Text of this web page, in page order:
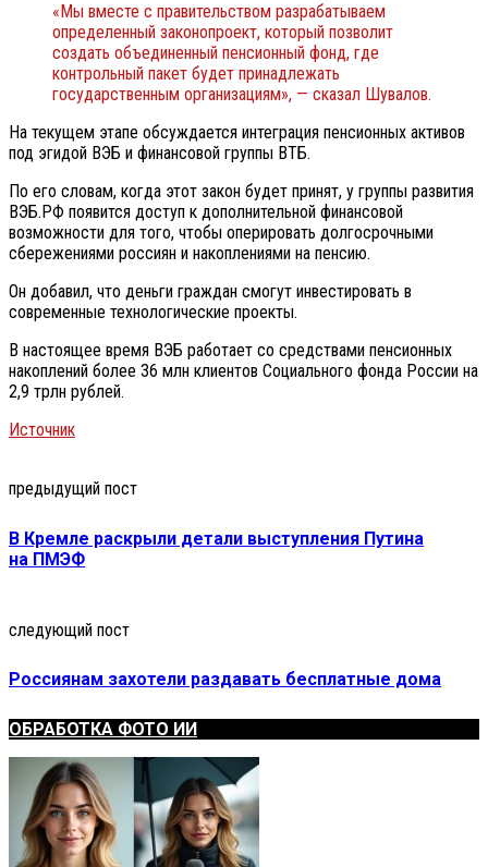
«Мы вместе с правительством разрабатываем
определенный законопроект, который позволит
создать объединенный пенсионный фонд, где
контрольный пакет будет принадлежать
государственным организациям», — сказал Шувалов.
На текущем этапе обсуждается интеграция пенсионных активов
под эгидой ВЭБ и финансовой группы ВТБ.
По его словам, когда этот закон будет принят, у группы развития
ВЭБ.РФ появится доступ к дополнительной финансовой
возможности для того, чтобы оперировать долгосрочными
сбережениями россиян и накоплениями на пенсию.
Он добавил, что деньги граждан смогут инвестировать в
современные технологические проекты.
В настоящее время ВЭБ работает со средствами пенсионных
накоплений более 36 млн клиентов Социального фонда России на
2,9 трлн рублей.
Источник
предыдущий пост
В Кремле раскрыли детали выступления Путина
на ПМЭФ
следующий пост
Россиянам захотели раздавать бесплатные дома
ОБРАБОТКА ФОТО ИИ